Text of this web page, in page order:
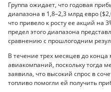
Группа ожидает, что годовая
диапазона в 1,8–2,3 млрд евро
что привело к росту ее акций на
предел этого диапазона
сравнению с прошлогодним
В течение трех месяцев до
авиакомпаний, поскольку тогда
заявила, что высокий спрос в
топливо помогли ей получить